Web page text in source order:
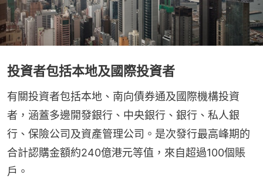
投資者包括本地及國際投資者
有關投資者包括本地、南向債券通及國際機構投資
者，涵蓋多邊開發銀行、中央銀行、銀行、私人銀
行、保險公司及資產管理公司。是次發行最高峰期的
合計認購金額約240億港元等值，來自超過100個賬
戶。